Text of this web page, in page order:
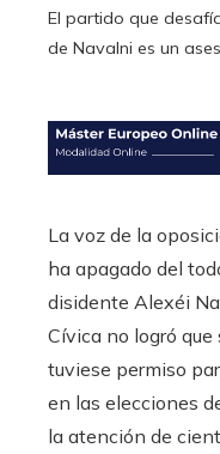
El partido que
de Navalni es un
La voz de la
ha apagado del
disidente Alexéi
Cívica no logró
tuviese permiso
en las elecciones
la atención de